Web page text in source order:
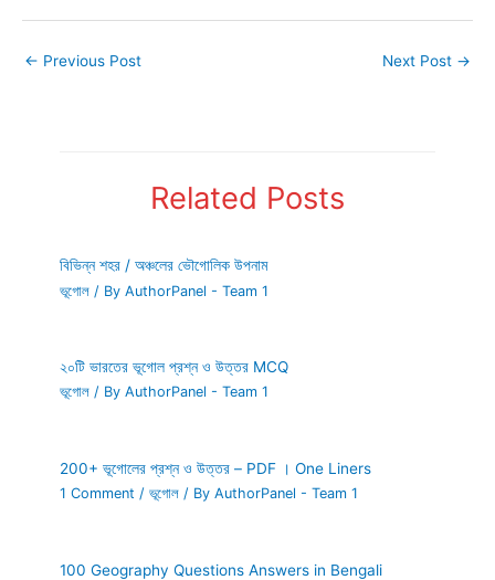
← Previous Post Next Post →
Related Posts
বিভিন্ন শহর / অঞ্চলের ভৌগোলিক উপনাম
ভূগোল / ByAuthorPanel - Team 1
২০টি ভারতের ভূগোল প্রশ্ন ও উত্তর MCQ
ভূগোল / ByAuthorPanel - Team 1
200+ ভূগোলের প্রশ্ন ও উত্তর – PDF । One Liners
1 Comment /ভূগোল / ByAuthorPanel - Team 1
100 Geography Questions Answers in Bengali